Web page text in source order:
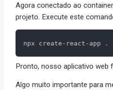
Agora conectado ao
projeto. Execute este
npx create-react-app .
Pronto, nosso aplicativo web
Algo muito importante para